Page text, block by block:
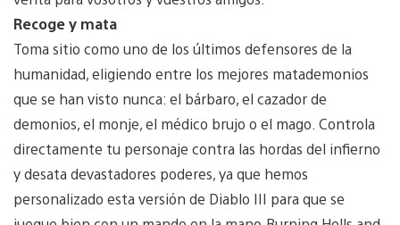
Recoge y mata
Toma sitio como uno de los últimos defensores de la
humanidad, eligiendo entre los mejores matademonios
que se han visto nunca: el bárbaro, el cazador de
demonios, el monje, el médico brujo o el mago. Controla
directamente tu personaje contra las hordas del infierno
y desata devastadores poderes, ya que hemos
personalizado esta versión de Diablo III para que se